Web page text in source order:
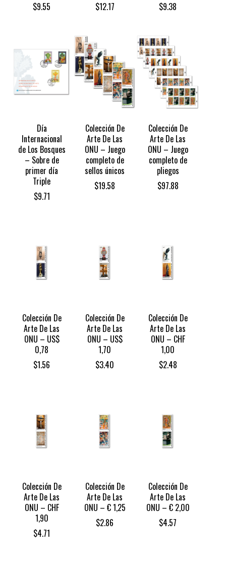
$9.55
$12.17
$9.38
Día
Internacional
de Los Bosques
– Sobre de
primer día
Triple
$9.71
Colección De
Arte De Las
ONU – Juego
completo de
sellos únicos
$19.58
Colección De
Arte De Las
ONU – Juego
completo de
pliegos
$97.88
Colección De
Arte De Las
ONU – US$
0,78
$1.56
Colección De
Arte De Las
ONU – US$
1,70
$3.40
Colección De
Arte De Las
ONU – CHF
1,00
$2.48
Colección De
Arte De Las
ONU – CHF
1,90
$4.71
Colección De
Arte De Las
ONU – € 1,25
$2.86
Colección De
Arte De Las
ONU – € 2,00
$4.57